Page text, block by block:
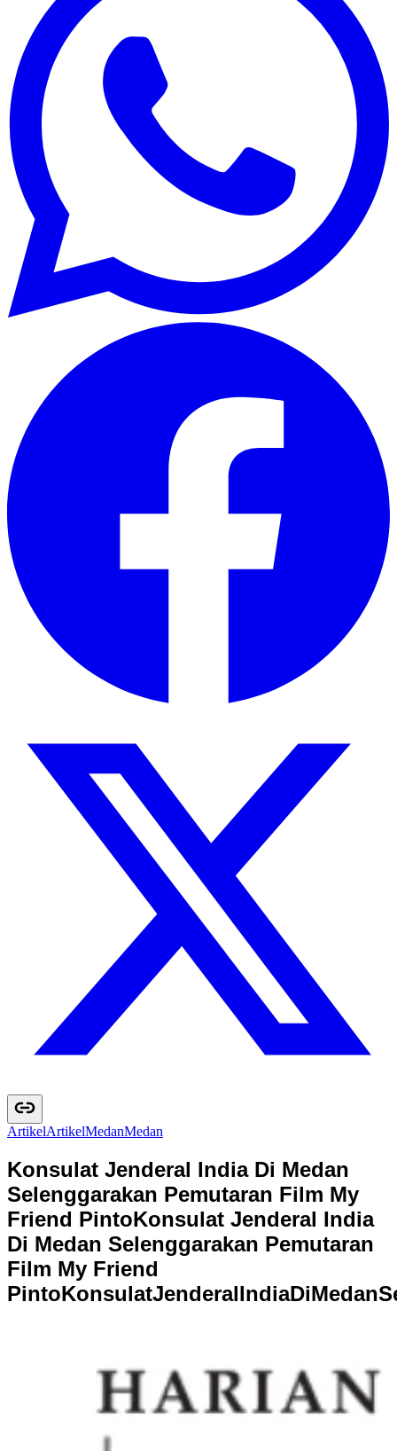
ArtikelArtikelMedanMedan
Konsulat Jenderal India Di Medan
Selenggarakan Pemutaran Film My
Friend PintoKonsulat Jenderal India
Di Medan Selenggarakan Pemutaran
Film My Friend
PintoKonsulatJenderalIndiaDiMedanS